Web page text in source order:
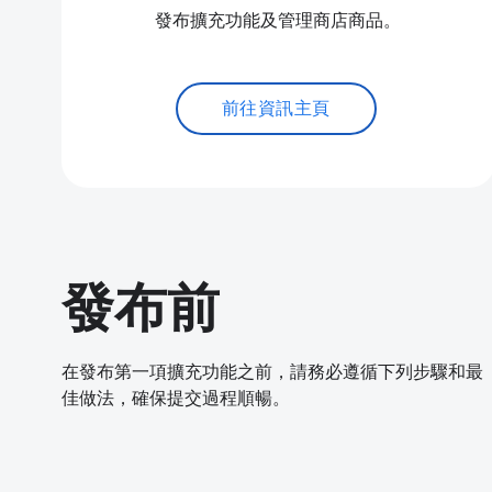
發布擴充功能及管理商店商品。
前往資訊主頁
發布前
在發布第一項擴充功能之前，請務必遵循下列步驟和最
佳做法，確保提交過程順暢。